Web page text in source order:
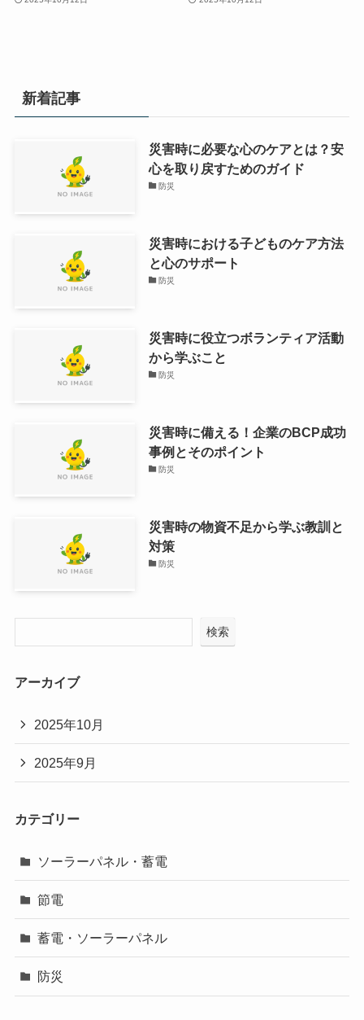
新着記事
災害時に必要な心のケアとは？安
心を取り戻すためのガイド
防災
災害時における子どものケア方法
と心のサポート
防災
災害時に役立つボランティア活動
から学ぶこと
防災
災害時に備える！企業のBCP成功
事例とそのポイント
防災
災害時の物資不足から学ぶ教訓と
対策
防災
検索
アーカイブ
2025年10月
2025年9月
カテゴリー
ソーラーパネル・蓄電
節電
蓄電・ソーラーパネル
防災